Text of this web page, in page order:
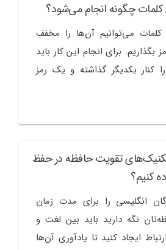
چگونه انجام می‌شود؟
کلمات می‌توانیم آن‌ها را مخفف
بگذاریم. برای انجام این کار باید
کنار یکدیگر گذاشته و یک رمز
تقویت حافظه در حفظ
کنیم؟
انگلیسی را برای مدت زمان
نگه دارید باید بین لغت و
ایجاد کنید تا یادآوری آن‌ها